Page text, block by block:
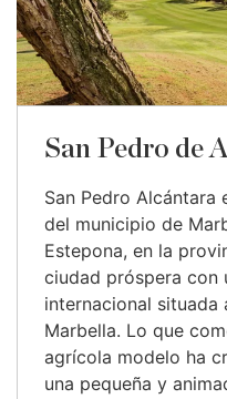
San Pedro de
San Pedro Alcántara
del municipio de
Estepona, en la
ciudad próspera con
internacional situada
Marbella. Lo que
agrícola modelo ha
una pequeña y